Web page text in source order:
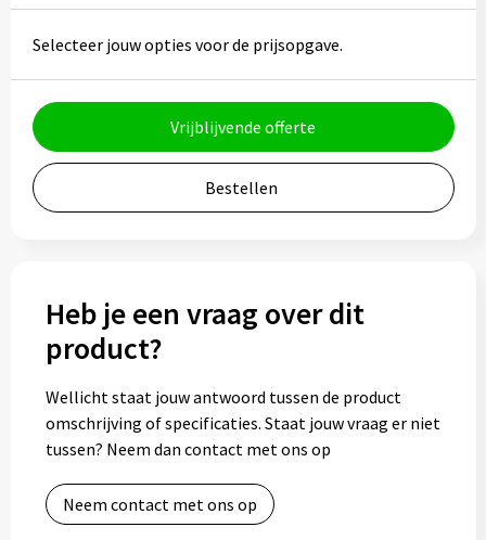
Eten & drinken
Drinkbekers
Drinkflessen
Mokken & kopjes
Glazen
Lunchboxen
Snoep
Selecteer jouw opties voor de prijsopgave.
Vrijblijvende offerte
Bestellen
Heb je een vraag over dit
product?
Wellicht staat jouw antwoord tussen de product
omschrijving of specificaties. Staat jouw vraag er niet
tussen? Neem dan contact met ons op
Neem contact met ons op